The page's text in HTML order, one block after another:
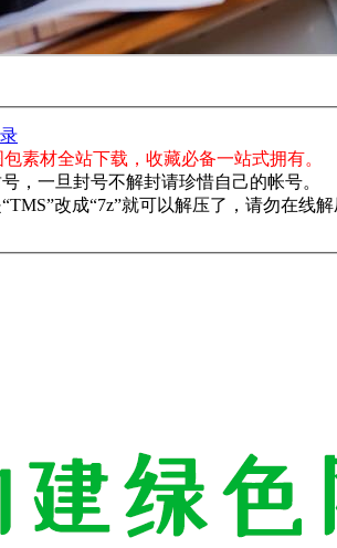
素材全站下载，收藏必备一站式拥有。
，一旦封号不解封请珍惜自己的帐号。
改成“7z”就可以解压了，请勿在线解